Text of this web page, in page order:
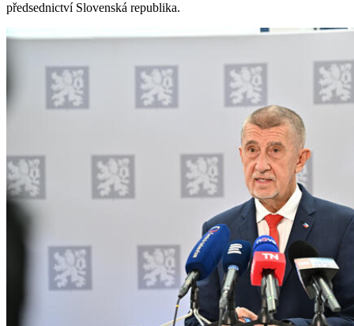
předsednictví Slovenská republika.